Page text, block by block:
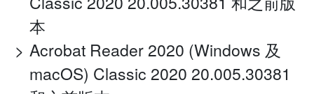
本
Acrobat Reader 2020 (Windows 及
macOS) Classic 2020 20.005.30381